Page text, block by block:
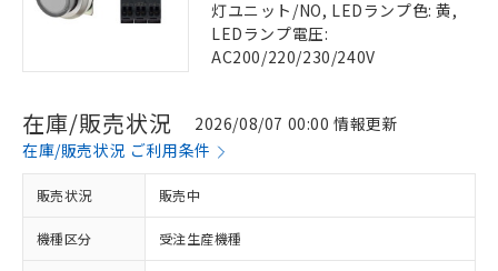
灯ユニット/NO, LEDランプ色: 黄,
LEDランプ電圧:
AC200/220/230/240V
在庫/販売状況
2026/08/07 00:00 情報更新
在庫/販売状況 ご利用条件
販売状況 販売中
機種区分 受注生産機種